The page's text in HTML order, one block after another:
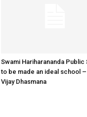
Swami Hariharananda Public
to be made an ideal school –
Vijay Dhasmana